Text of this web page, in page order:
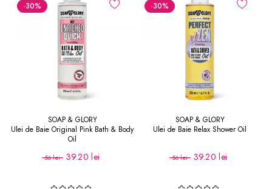
-30%
SOAP & GLORY
Ulei de Baie Original Pink Bath & Body
Oil
56 lei 39.20 lei
-30%
SOAP & GLORY
Ulei de Baie Relax Shower Oil
56 lei 39.20 lei